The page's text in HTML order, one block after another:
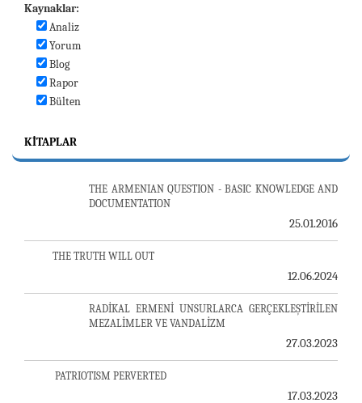
Kaynaklar:
Analiz
Yorum
Blog
Rapor
Bülten
KITAPLAR
THE ARMENIAN QUESTION - BASIC KNOWLEDGE AND
DOCUMENTATION
25.01.2016
THE TRUTH WILL OUT
12.06.2024
RADİKAL ERMENİ UNSURLARCA GERÇEKLEŞTİRİLEN
MEZALİMLER VE VANDALİZM
27.03.2023
PATRIOTISM PERVERTED
17.03.2023